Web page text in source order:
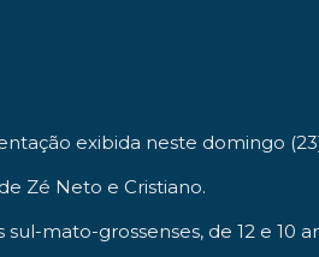
exibida neste domingo
Zé Neto e Cristiano.
mato-grossenses, de 12 e 10